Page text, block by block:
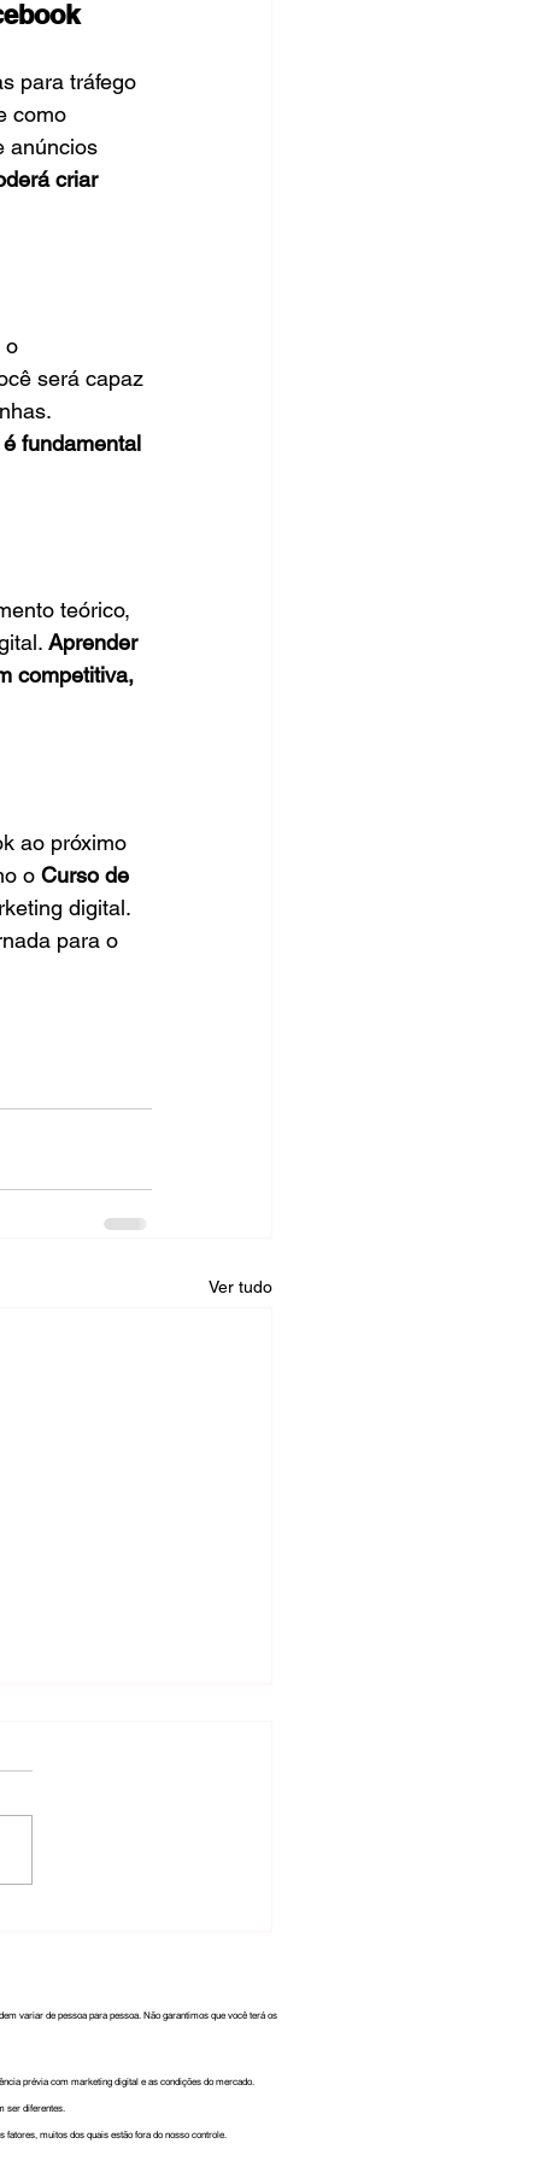
para tráfego
como
anúncios
criar
o
será capaz
fundamental
teórico,
Aprender
competitiva,
ao próximo
o Curso de
digital.
para o
Ver tudo
variar de pessoa para pessoa. Não garantimos que você terá os
prévia com marketing digital e as condições do mercado.
ser diferentes.
muitos dos quais estão fora do nosso controle.